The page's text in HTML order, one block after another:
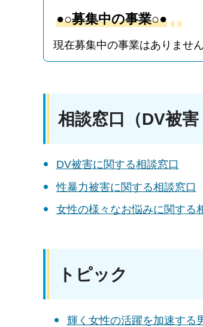
●○募集中の事業○●
現在募集中の事業はありません
相談窓口（DV被
DV被害に関する相談窓口
性暴力被害に関する相談窓口
女性の様々なお悩みに関する
トピック
輝く女性の活躍を加速する